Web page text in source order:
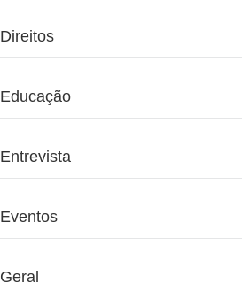
Direitos
Educação
Entrevista
Eventos
Geral